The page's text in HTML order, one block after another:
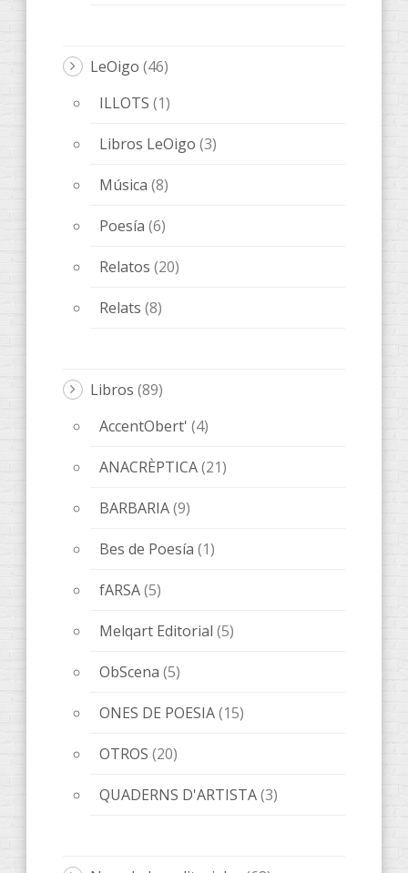
ANACRÈPTICA
BARBARIA
Bes de Poesía (1)
fARSA(5)
Melqart Editorial
ObScena (5)
ONES DE POESIA
QUADERNS D'ARTISTA
Novedades editoriales
Sin categorizar
Tickets(1)